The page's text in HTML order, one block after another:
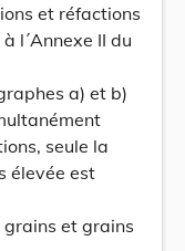
et réfactions
l´Annexe II du
a) et b)
seule la
élevée est
et grains